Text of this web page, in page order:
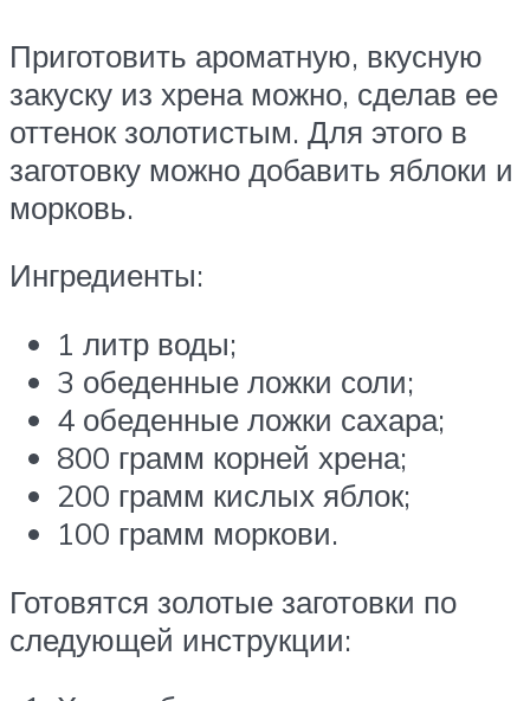
Приготовить ароматную, вкусную
закуску из хрена можно, сделав ее
оттенок золотистым. Для этого в
заготовку можно добавить яблоки и
морковь.
Ингредиенты:
1 литр воды;
3 обеденные ложки соли;
4 обеденные ложки сахара;
800 грамм корней хрена;
200 грамм кислых яблок;
100 грамм моркови.
Готовятся золотые заготовки по
следующей инструкции: